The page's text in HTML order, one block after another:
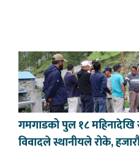
गमगाडको पुल १८ महिनादेखि
विवादले स्थानीयले रोके,